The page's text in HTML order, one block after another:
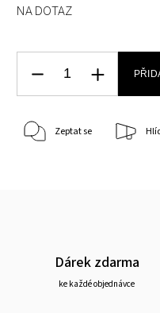
NA DOTAZ
Zeptat se
Dárek zdarma
ke každé objednávce